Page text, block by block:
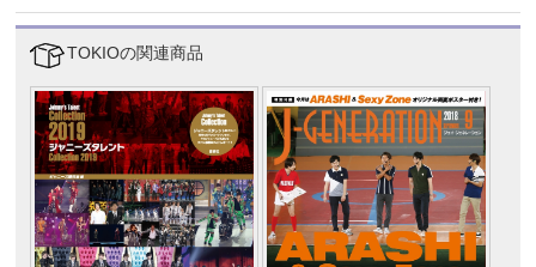
TOKIOの関連商品